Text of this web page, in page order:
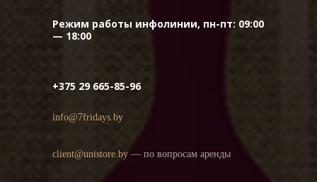
Режим работы инфолинии, пн-пт: 09:00
— 18:00
+375 29 665-85-96
info@7fridays.by
client@unistore.by — по вопросам аренды